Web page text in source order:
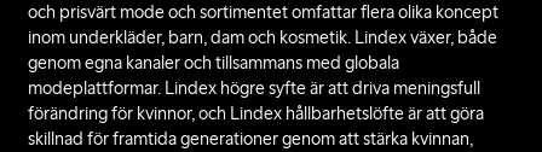
och prisvärt mode och sortimentet omfattar flera olika koncept
inom underkläder, barn, dam och kosmetik. Lindex växer, både
genom egna kanaler och tillsammans med globala
modeplattformar. Lindex högre syfte är att driva meningsfull
förändring för kvinnor, och Lindex hållbarhetslöfte är att göra
skillnad för framtida generationer genom att stärka kvinnan,